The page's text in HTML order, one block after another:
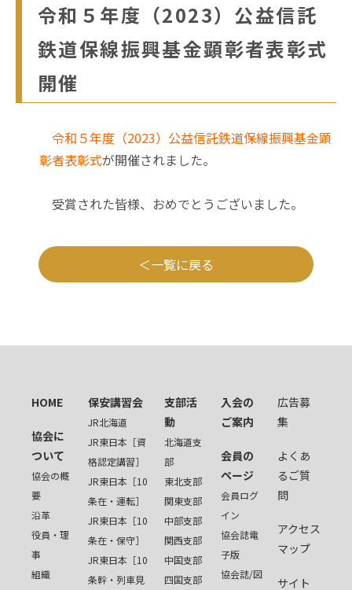
令和５年度（2023）公益信託
鉄道保線振興基金顕彰者表彰式
開催
令和５年度（2023）公益信託鉄道保線振興基金顕
彰者表彰式が開催されました。
受賞された皆様、おめでとうございました。
一覧に戻る
HOME
協会に
ついて
協会の概
要
沿革
役員・理
事
組織
保安講習会
JR北海道
JR東日本［資
格認定講習］
JR東日本［10
条在・運転］
JR東日本［10
条在・保守］
JR東日本［10
条幹・列車見
支部活
動
北海道支
部
東北支部
関東支部
中部支部
関西支部
中国支部
四国支部
入会の
ご案内
会員の
ページ
会員ログ
イン
協会誌電
子版
協会誌/図
広告募
集
よくあ
るご質
問
アクセス
マップ
サイト